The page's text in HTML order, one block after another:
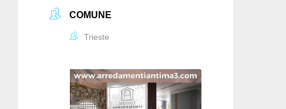
COMUNE
Trieste